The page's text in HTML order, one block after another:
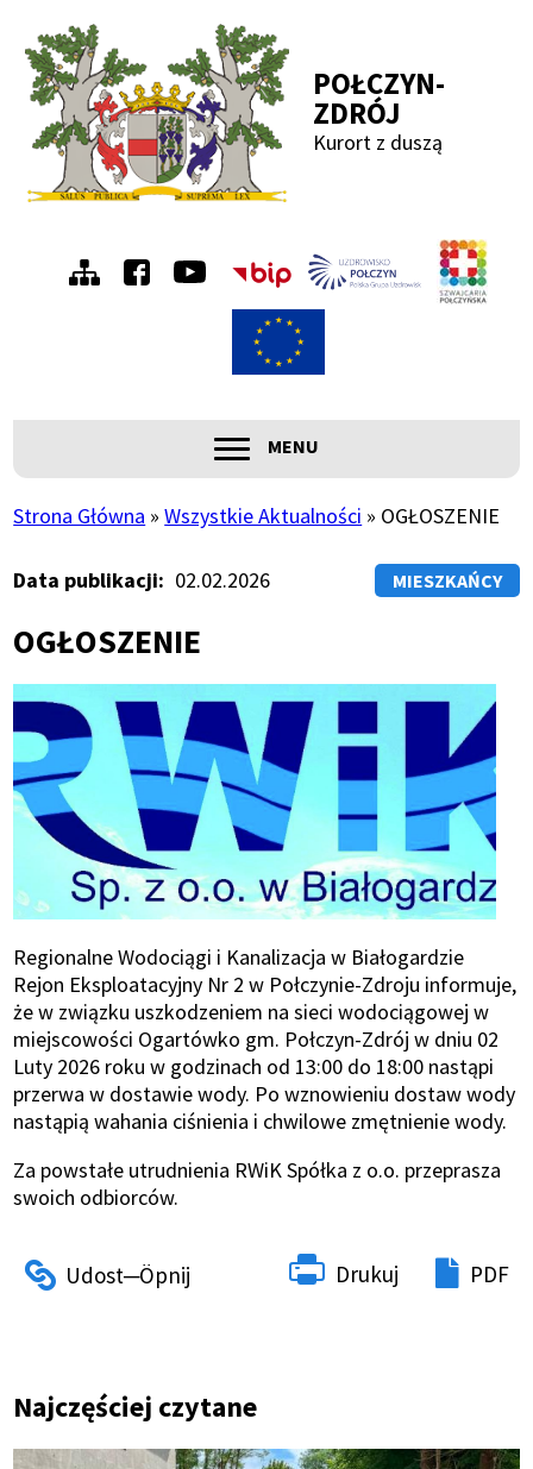
Przejdź
do
menu
Przejdź
do
treści
Przejdź
do
wyszukiwania
Przejdź
do
stopki
POŁCZYN-
ZDRÓJ
Kurort z duszą
Menu
prawe
Główna
nawigacja
ROZWIŃ
MENU
nawigacyjna
Strona Główna Wszystkie Aktualności OGŁOSZENIE
Data publikacji 02.02.2026 MIESZKAŃCY
OGŁOSZENIE
Regionalne Wodociągi i Kanalizacja w Białogardzie
Rejon Eksploatacyjny Nr 2 w Połczynie-Zdroju informuje,
że w związku uszkodzeniem na sieci wodociągowej w
miejscowości Ogartówko gm. Połczyn-Zdrój w dniu 02
Luty 2026 roku w godzinach od 13:00 do 18:00 nastąpi
przerwa w dostawie wody. Po wznowieniu dostaw wody
nastąpią wahania ciśnienia i chwilowe zmętnienie wody.
Za powstałe utrudnienia RWiK Spółka z o.o. przeprasza
swoich odbiorców.
Drukuj PDF
Najczęściej czytane